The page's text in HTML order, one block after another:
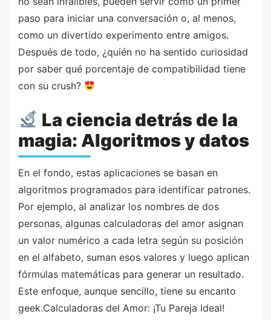
paso para iniciar una conversación o, al menos,
como un divertido experimento entre amigos.
Después de todo, ¿quién no ha sentido curiosidad
por saber qué porcentaje de compatibilidad tiene
con su crush?
La ciencia detrás de la
magia: Algoritmos y datos
En el fondo, estas aplicaciones se basan en
algoritmos programados para identificar patrones.
Por ejemplo, al analizar los nombres de dos
personas, algunas calculadoras del amor asignan
un valor numérico a cada letra según su posición
en el alfabeto, suman esos valores y luego aplican
fórmulas matemáticas para generar un resultado.
Este enfoque, aunque sencillo, tiene su encanto
geek.Calculadoras del Amor: ¡Tu Pareja Ideal!